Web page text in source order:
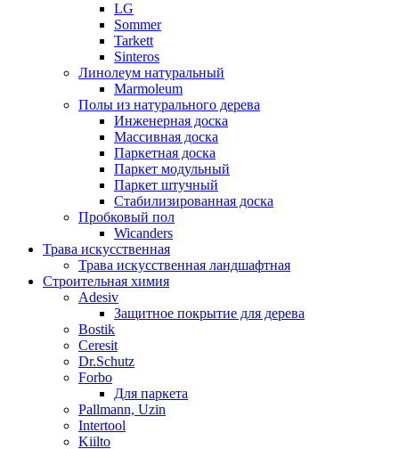
LG
Sommer
Tarkett
Sinteros
Линолеум натуральный
Marmoleum
Полы из натурального дерева
Инженерная доска
Массивная доска
Паркетная доска
Паркет модульный
Паркет штучный
Стабилизированная доска
Пробковый пол
Wicanders
Трава искусственная
Трава искусственная ландшафтная
Строительная химия
Adesiv
Защитное покрытие для дерева
Bostik
Ceresit
Dr.Schutz
Forbo
Для паркета
Pallmann, Uzin
Intertool
Kiilto